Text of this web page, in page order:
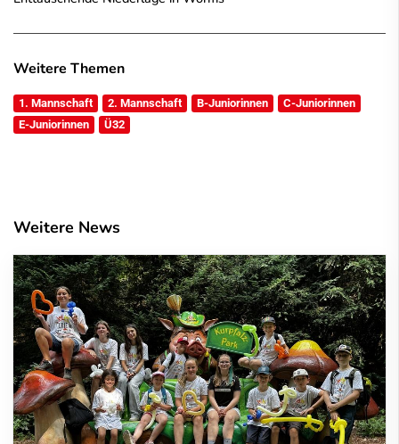
Weitere Themen
1. Mannschaft 2. Mannschaft B-Juniorinnen
C-Juniorinnen
E-Juniorinnen
Ü32
Weitere News